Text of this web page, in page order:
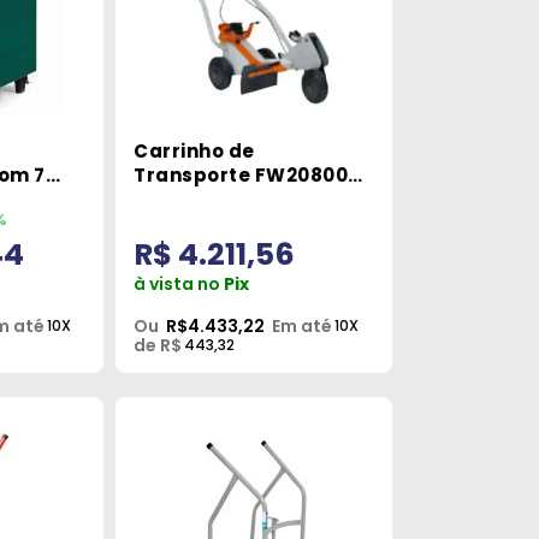
7
até10X
Carrinho de
Transporte FW20800
R$ 4.211,56
à vista no Pix
Ou R$4.433,22 Em até10X
de R$ 443,32